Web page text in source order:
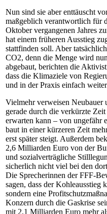
Nun sind sie aber enttäuscht
maßgeblich verantwortlich für
Oktober vergangenen Jahres
hat einem früheren Ausstieg
stattfinden soll. Aber
CO2, denn die Menge wird
abgebaut, berichten die
dass die Klimaziele von
und in der Praxis einfach
Vielmehr verweisen Neubauer
gerade durch die verkürzte
erwarten kann – von
baut in einer kürzeren Zeit
erst später steigt. Außerdem
2,6 Milliarden Euro von der
und sozialverträgliche
sicherlich nicht viel bei den
Die Sprecherinnen der FFF-
sagen, dass der Kohleausstieg
sondern eine
Konzern durch die Gaskrise
mit 2,1 Milliarden Euro mehr